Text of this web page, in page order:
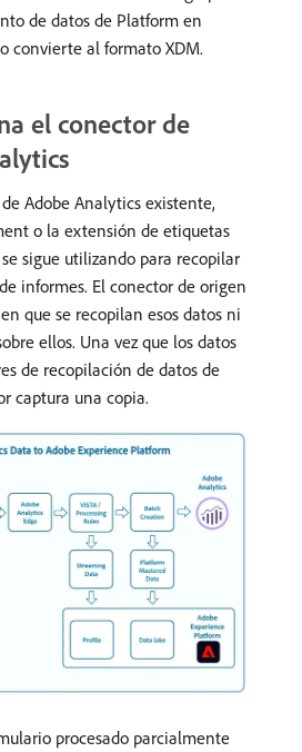
de datos de Platform en
convierte al formato XDM.
el conector de
Adobe Analytics existente,
o la extensión de etiquetas
sigue utilizando para recopilar
informes. El conector de origen
que se recopilan esos datos ni
ellos. Una vez que los datos
de recopilación de datos de
captura una copia.
procesado parcialmente